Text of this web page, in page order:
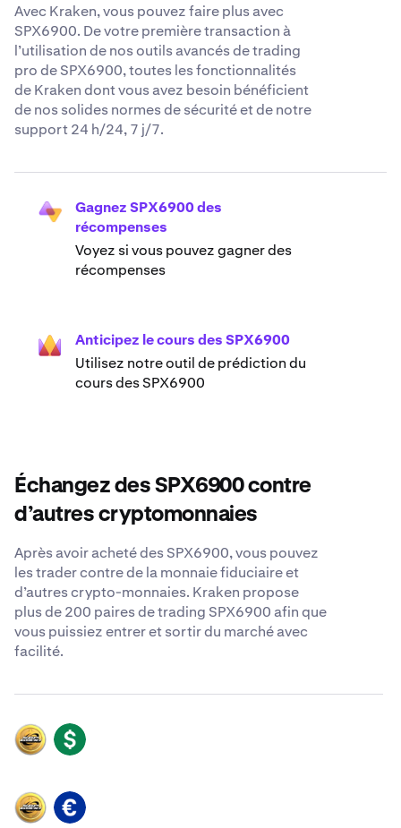
Avec Kraken, vous pouvez faire plus avec
SPX6900. De votre première transaction à
l’utilisation de nos outils avancés de trading
pro de SPX6900, toutes les fonctionnalités
de Kraken dont vous avez besoin bénéficient
de nos solides normes de sécurité et de notre
support 24 h/24, 7 j/7.
Gagnez SPX6900 des
récompenses
Voyez si vous pouvez gagner des
récompenses
Anticipez le cours des SPX6900
Utilisez notre outil de prédiction du
cours des SPX6900
Échangez des SPX6900 contre
d’autres cryptomonnaies
Après avoir acheté des SPX6900, vous pouvez
les trader contre de la monnaie fiduciaire et
d’autres crypto-monnaies. Kraken propose
plus de 200 paires de trading SPX6900 afin que
vous puissiez entrer et sortir du marché avec
facilité.
SPX USD
SPX EUR